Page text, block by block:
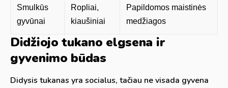
Smulkūs
gyvūnai
Ropliai,
kiaušiniai
Papildomos maistinės
medžiagos
Didžiojo tukano elgsena ir
gyvenimo būdas
Didysis tukanas yra socialus, tačiau ne visada gyvena